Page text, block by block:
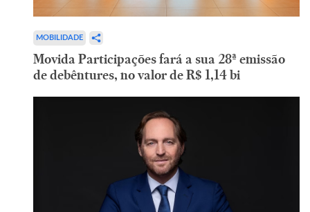
MOBILIDADE
Movida Participações fará a sua 28ª emissão
de debêntures, no valor de R$ 1,14 bi